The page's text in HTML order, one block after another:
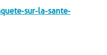
sur-la-sante-